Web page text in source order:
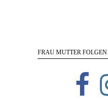
FRAU MUTTER FOLGEN